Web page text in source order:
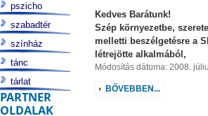
Kedves Barátunk!
Szép környezetbe,
melletti beszélgetésre a
létrejötte alkalmából,
Módosítás dátuma: 2008.
BŐVEBBEN...
pszicho
szabadtér
színház
tánc
tárlat
PARTNER
OLDALAK